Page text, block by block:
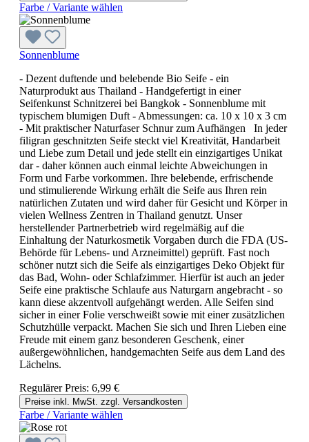
Farbe / Variante wählen
Sonnenblume
- Dezent duftende und belebende Bio Seife - ein
Naturprodukt aus Thailand - Handgefertigt in einer
Seifenkunst Schnitzerei bei Bangkok - Sonnenblume mit
typischem blumigen Duft - Abmessungen: ca. 10 x 10 x 3 cm
- Mit praktischer Naturfaser Schnur zum Aufhängen In jeder
filigran geschnitzten Seife steckt viel Kreativität, Handarbeit
und Liebe zum Detail und jede stellt ein einzigartiges Unikat
dar - daher können auch einmal leichte Abweichungen in
Form und Farbe vorkommen. Ihre belebende, erfrischende
und stimulierende Wirkung erhält die Seife aus Ihren rein
natürlichen Zutaten und wird daher für Gesicht und Körper in
vielen Wellness Zentren in Thailand genutzt. Unser
herstellender Partnerbetrieb wird regelmäßig auf die
Einhaltung der Naturkosmetik Vorgaben durch die FDA (US-
Behörde für Lebens- und Arzneimittel) geprüft. Fast noch
schöner nutzt sich die Seife als einzigartiges Deko Objekt für
das Bad, Wohn- oder Schlafzimmer. Hierfür ist auch an jeder
Seife eine praktische Schlaufe aus Naturgarn angebracht - so
kann diese akzentvoll aufgehängt werden. Alle Seifen sind
sicher in einer Folie verschweißt sowie mit einer zusätzlichen
Schutzhülle verpackt. Machen Sie sich und Ihren Lieben eine
Freude mit einem ganz besonderen Geschenk, einer
außergewöhnlichen, handgemachten Seife aus dem Land des
Lächelns.
Regulärer Preis: 6,99 €
Preise inkl. MwSt. zzgl. Versandkosten
Farbe / Variante wählen